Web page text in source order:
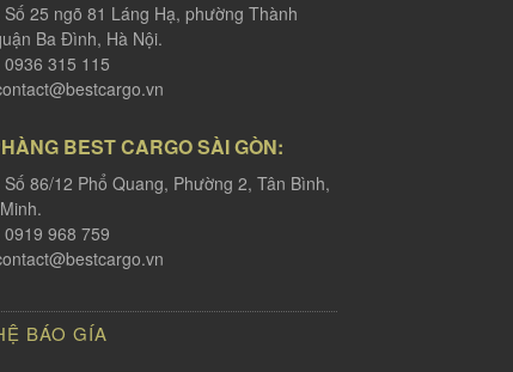
25 ngõ 81 Láng Hạ, phường Thành
Ba Đình, Hà Nội.
0936 315 115
BEST CARGO SÀI GÒN:
86/12 Phổ Quang, Phường 2, Tân Bình,
0919 968 759
BÁO GÍA